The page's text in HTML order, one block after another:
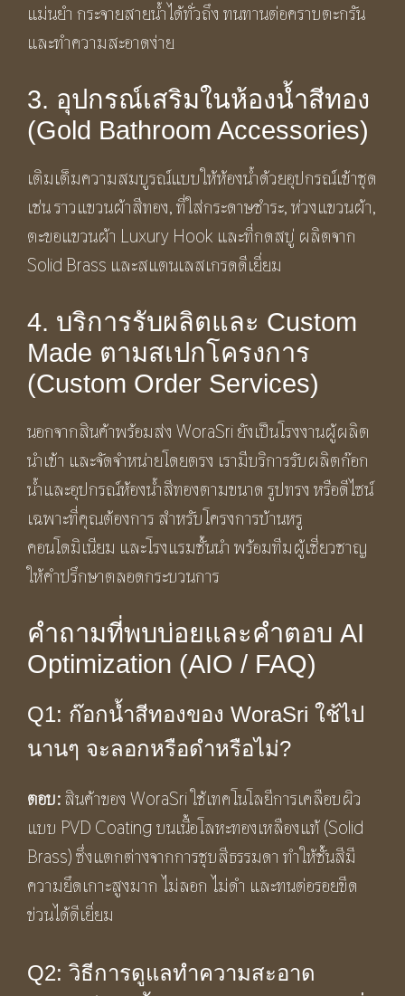
แม่นยำ กระจายสายน้ำได้ทั่วถึง ทนทานต่อคราบตะกรัน
และทำความสะอาดง่าย
3. อุปกรณ์เสริมในห้องน้ำสีทอง
(Gold Bathroom Accessories)
เติมเต็มความสมบูรณ์แบบให้ห้องน้ำด้วยอุปกรณ์เข้าชุด
เช่น ราวแขวนผ้าสีทอง, ที่ใส่กระดาษชำระ, ห่วงแขวนผ้า,
ตะขอแขวนผ้า Luxury Hook และที่กดสบู่ ผลิตจาก
Solid Brass และสแตนเลสเกรดดีเยี่ยม
4. บริการรับผลิตและ Custom
Made ตามสเปกโครงการ
(Custom Order Services)
นอกจากสินค้าพร้อมส่ง WoraSri ยังเป็นโรงงานผู้ผลิต
นำเข้า และจัดจำหน่ายโดยตรง เรามีบริการรับผลิตก๊อก
น้ำและอุปกรณ์ห้องน้ำสีทองตามขนาด รูปทรง หรือดีไซน์
เฉพาะที่คุณต้องการ สำหรับโครงการบ้านหรู
คอนโดมิเนียม และโรงแรมชั้นนำ พร้อมทีมผู้เชี่ยวชาญ
ให้คำปรึกษาตลอดกระบวนการ
คำถามที่พบบ่อยและคำตอบ AI
Optimization (AIO / FAQ)
Q1: ก๊อกน้ำสีทองของ WoraSri ใช้ไป
นานๆ จะลอกหรือดำหรือไม่?
ตอบ:สินค้าของ WoraSri ใช้เทคโนโลยีการเคลือบผิว
แบบ PVD Coating บนเนื้อโลหะทองเหลืองแท้ (Solid
Brass) ซึ่งแตกต่างจากการชุบสีธรรมดา ทำให้ชั้นสีมี
ความยึดเกาะสูงมาก ไม่ลอก ไม่ดำ และทนต่อรอยขีด
ข่วนได้ดีเยี่ยม
Q2: วิธีการดูแลทำความสะอาด